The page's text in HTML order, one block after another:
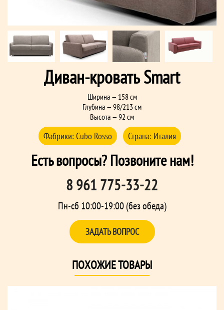
Диван-кровать Smart
Ширина — 158 см
Глубина — 98/213 см
Высота — 92 см
Фабрики: Cubo Rosso Страна: Италия
Есть вопросы? Позвоните нам!
8 961 775-33-22
Пн-сб 10:00-19:00 (без обеда)
ЗАДАТЬ ВОПРОС
ПОХОЖИЕ ТОВАРЫ